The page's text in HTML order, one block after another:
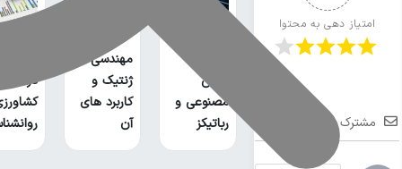
امتیاز دهی به محتوا
مشترک شوید
هوش
مصنوعی و
رباتیکز
مهندسی
ژنتیک و
کاربرد های
آن
در